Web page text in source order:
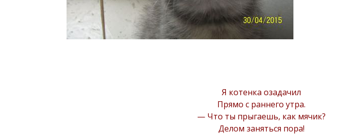
Я котенка озадачил
Прямо с раннего утра.
— Что ты прыгаешь, как мячик?
Делом заняться пора!